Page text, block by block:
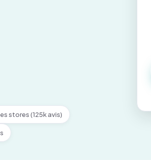
stores (125k avis)